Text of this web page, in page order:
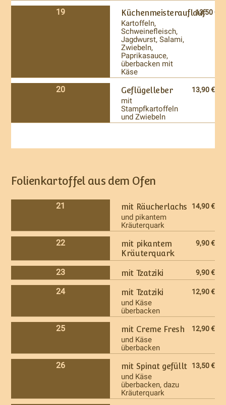
19 Küchenmeisterauflauf
Kartoffeln,
Schweinefleisch,
Jagdwurst, Salami,
Zwiebeln,
Paprikasauce,
überbacken mit
Käse
13,50 €
20 Geflügelleber
mit
Stampfkartoffeln
und Zwiebeln
13,90 €
Folienkartoffel aus dem Ofen
21 mit Räucherlachs
und pikantem
Kräuterquark
14,90 €
22
mit pikantem
Kräuterquark
9,90 €
23 mit Tzatziki 9,90 €
24 mit Tzatziki
und Käse
überbacken
12,90 €
25 mit Creme Fresh
und Käse
überbacken
12,90 €
26 mit Spinat gefüllt
und Käse
überbacken, dazu
Kräuterquark
13,50 €